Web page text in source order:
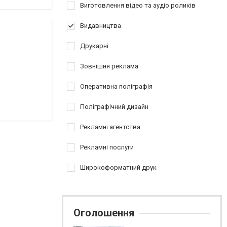
Виготовлення відео та аудіо роликів
Видавництва
Друкарні
Зовнішня реклама
Оперативна поліграфія
Поліграфічний дизайн
Рекламні агентства
Рекламні послуги
Широкоформатний друк
Оголошення